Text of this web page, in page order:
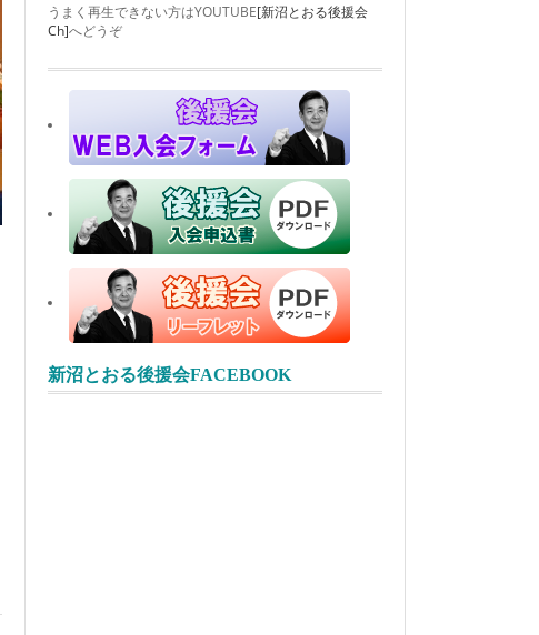
活動報告 | 2016年8月25日
台風９号
新沼とおる個人アカウントからの投稿をシェアします。 JavaScript is not
うまく再生できない方はYOUTUBE[新沼とおる後援会
Ch]へどうぞ
新沼とおる後援会FACEBOOK